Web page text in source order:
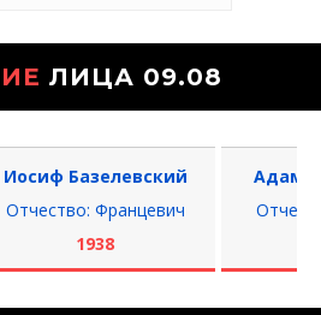
ЛИЦА 09.08
Базелевский
Францевич
1938
Адам